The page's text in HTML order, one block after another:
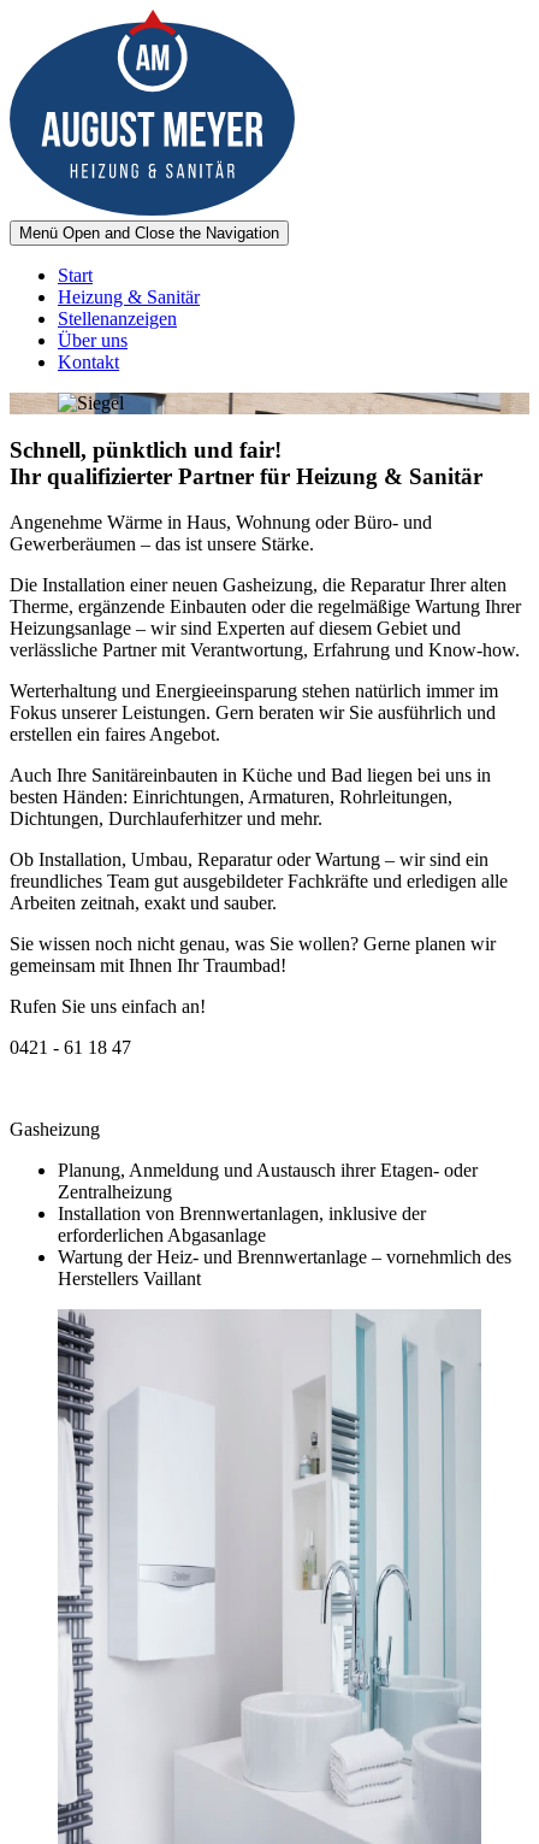
Menü Open and Close the Navigation
Start
Heizung & Sanitär
Stellenanzeigen
Über uns
Kontakt
Schnell, pünktlich und fair!
Ihr qualifizierter Partner für Heizung & Sanitär
Angenehme Wärme in Haus, Wohnung oder Büro- und
Gewerberäumen – das ist unsere Stärke.
Die Installation einer neuen Gasheizung, die Reparatur Ihrer alten
Therme, ergänzende Einbauten oder die regelmäßige Wartung Ihrer
Heizungsanlage – wir sind Experten auf diesem Gebiet und
verlässliche Partner mit Verantwortung, Erfahrung und Know-how.
Werterhaltung und Energieeinsparung stehen natürlich immer im
Fokus unserer Leistungen. Gern beraten wir Sie ausführlich und
erstellen ein faires Angebot.
Auch Ihre Sanitäreinbauten in Küche und Bad liegen bei uns in
besten Händen: Einrichtungen, Armaturen, Rohrleitungen,
Dichtungen, Durchlauferhitzer und mehr.
Ob Installation, Umbau, Reparatur oder Wartung – wir sind ein
freundliches Team gut ausgebildeter Fachkräfte und erledigen alle
Arbeiten zeitnah, exakt und sauber.
Sie wissen noch nicht genau, was Sie wollen? Gerne planen wir
gemeinsam mit Ihnen Ihr Traumbad!
Rufen Sie uns einfach an!
0421 - 61 18 47
Gasheizung
Planung, Anmeldung und Austausch ihrer Etagen- oder
Zentralheizung
Installation von Brennwertanlagen, inklusive der
erforderlichen Abgasanlage
Wartung der Heiz- und Brennwertanlage – vornehmlich des
Herstellers Vaillant